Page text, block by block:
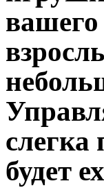
слегка
будет